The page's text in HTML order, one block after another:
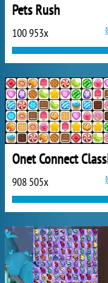
Pets Rush
100 953x
Onet Connect
908 505x